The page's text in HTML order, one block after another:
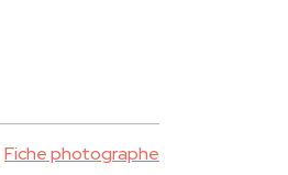
Fiche photographe